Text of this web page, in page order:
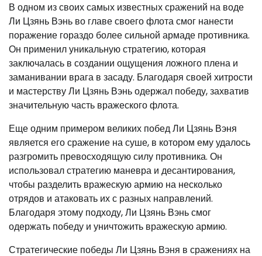
В одном из своих самых известных сражений на воде
Ли Цзянь Вэнь во главе своего флота смог нанести
поражение гораздо более сильной армаде противника.
Он применил уникальную стратегию, которая
заключалась в создании ощущения ложного плена и
заманивании врага в засаду. Благодаря своей хитрости
и мастерству Ли Цзянь Вэнь одержал победу, захватив
значительную часть вражеского флота.
Еще одним примером великих побед Ли Цзянь Вэня
является его сражение на суше, в котором ему удалось
разгромить превосходящую силу противника. Он
использовал стратегию маневра и десантирования,
чтобы разделить вражескую армию на несколько
отрядов и атаковать их с разных направлений.
Благодаря этому подходу, Ли Цзянь Вэнь смог
одержать победу и уничтожить вражескую армию.
Стратегические победы Ли Цзянь Вэня в сражениях на